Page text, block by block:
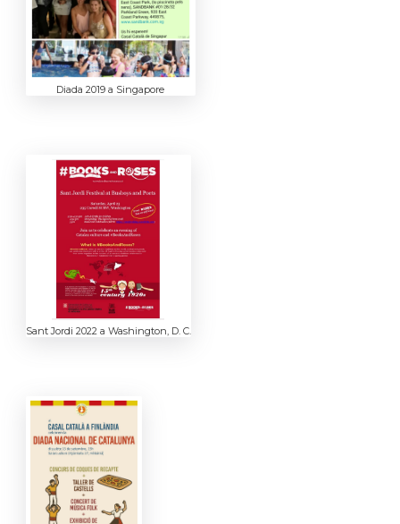
Diada 2019 a Singapore
Sant Jordi 2022 a Washington, D. C.